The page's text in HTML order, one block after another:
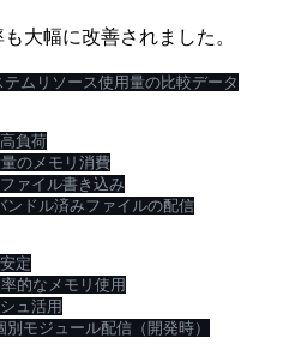
大幅に改善されました。
テムリソース使用量の比較データ
負荷
のメモリ消費
ァイル書き込み
ンドル済みファイルの配信
定
的なメモリ使用
ュ活用
別モジュール配信（開発時）